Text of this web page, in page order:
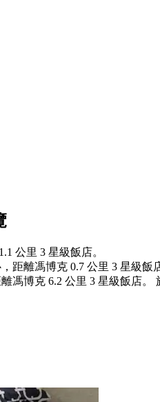
公里 3 星級飯店。
距離馮博克 0.7 公里 3 星級飯
馮博克 6.2 公里 3 星級飯店。